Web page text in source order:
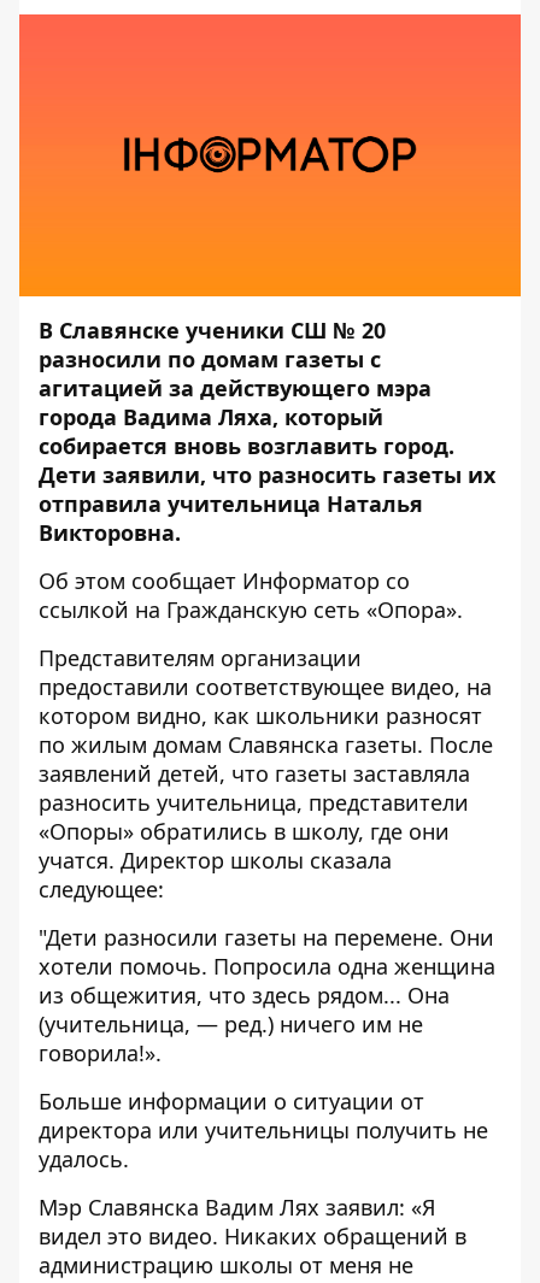
В Славянске ученики СШ № 20
разносили по домам газеты с
агитацией за действующего мэра
города Вадима Ляха, который
собирается вновь возглавить город.
Дети заявили, что разносить газеты их
отправила учительница Наталья
Викторовна.
Об этом сообщает Информатор со
ссылкой на Гражданскую сеть «Опора».
Представителям организации
предоставили соответствующее видео, на
котором видно, как школьники разносят
по жилым домам Славянска газеты. После
заявлений детей, что газеты заставляла
разносить учительница, представители
«Опоры» обратились в школу, где они
учатся. Директор школы сказала
следующее:
"Дети разносили газеты на перемене. Они
хотели помочь. Попросила одна женщина
из общежития, что здесь рядом... Она
(учительница, — ред.) ничего им не
говорила!».
Больше информации о ситуации от
директора или учительницы получить не
удалось.
Мэр Славянска Вадим Лях заявил: «Я
видел это видео. Никаких обращений в
администрацию школы от меня не